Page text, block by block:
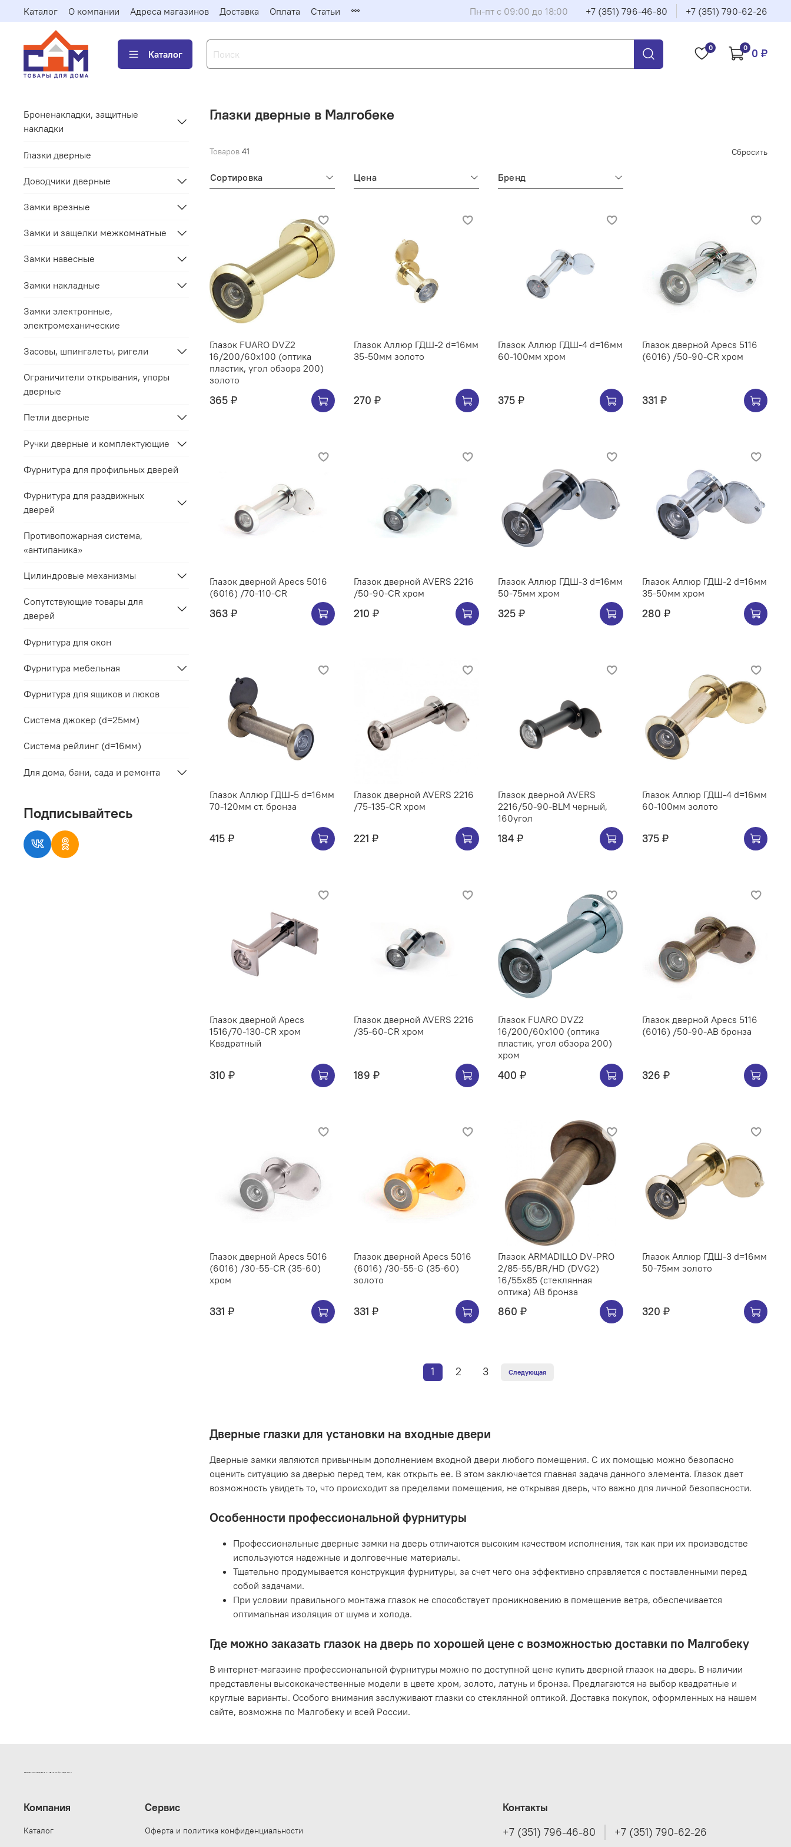
Каталог О компании Адреса магазинов Доставка Оплата Статьи Пн-пт с 09:00 до 18:00 +7 (351) 796-46-80 +7 (351) 790-62-26
Каталог
0 0 0 ₽
Глазки дверные в Малгобеке
Товаров 41 Сбросить
Сортировка Цена Бренд
Глазок FUARO DVZ2
16/200/60x100 (оптика
пластик, угол обзора 200)
золото
365 ₽
Глазок Аллюр ГДШ-2 d=16мм
35-50мм золото
270 ₽
Глазок Аллюр ГДШ-4 d=16мм
60-100мм хром
375 ₽
Глазок дверной Apecs 5116
(6016) /50-90-CR хром
331 ₽
Глазок дверной Apecs 5016
(6016) /70-110-CR
363 ₽
Глазок дверной AVERS 2216
/50-90-CR хром
210 ₽
Глазок Аллюр ГДШ-3 d=16мм
50-75мм хром
325 ₽
Глазок Аллюр ГДШ-2 d=16мм
35-50мм хром
280 ₽
Глазок Аллюр ГДШ-5 d=16мм
70-120мм ст. бронза
415 ₽
Глазок дверной AVERS 2216
/75-135-CR хром
221 ₽
Глазок дверной AVERS
2216/50-90-BLM черный,
160угол
184 ₽
Глазок Аллюр ГДШ-4 d=16мм
60-100мм золото
375 ₽
Глазок дверной Apecs
1516/70-130-CR хром
Квадратный
310 ₽
Глазок дверной AVERS 2216
/35-60-CR хром
189 ₽
Глазок FUARO DVZ2
16/200/60x100 (оптика
пластик, угол обзора 200)
хром
400 ₽
Глазок дверной Apecs 5116
(6016) /50-90-AB бронза
326 ₽
Глазок дверной Apecs 5016
(6016) /30-55-CR (35-60)
хром
331 ₽
Глазок дверной Apecs 5016
(6016) /30-55-G (35-60)
золото
331 ₽
Глазок ARMADILLO DV-PRO
2/85-55/BR/HD (DVG2)
16/55x85 (стеклянная
оптика) AB бронза
860 ₽
Глазок Аллюр ГДШ-3 d=16мм
50-75мм золото
320 ₽
1 2 3 Следующая
Дверные глазки для установки на входные двери
Дверные замки являются привычным дополнением входной двери любого помещения. С их помощью можно безопасно
оценить ситуацию за дверью перед тем, как открыть ее. В этом заключается главная задача данного элемента. Глазок дает
возможность увидеть то, что происходит за пределами помещения, не открывая дверь, что важно для личной безопасности.
Особенности профессиональной фурнитуры
Профессиональные дверные замки на дверь отличаются высоким качеством исполнения, так как при их производстве
используются надежные и долговечные материалы.
Тщательно продумывается конструкция фурнитуры, за счет чего она эффективно справляется с поставленными перед
собой задачами.
При условии правильного монтажа глазок не способствует проникновению в помещение ветра, обеспечивается
оптимальная изоляция от шума и холода.
Где можно заказать глазок на дверь по хорошей цене с возможностью доставки по Малгобеку
В интернет-магазине профессиональной фурнитуры можно по доступной цене купить дверной глазок на дверь. В наличии
представлены высококачественные модели в цвете хром, золото, латунь и бронза. Предлагаются на выбор квадратные и
круглые варианты. Особого внимания заслуживают глазки со стеклянной оптикой. Доставка покупок, оформленных на нашем
сайте, возможна по Малгобеку и всей России.
Броненакладки, защитные
накладки
Глазки дверные
Доводчики дверные
Замки врезные
Замки и защелки межкомнатные
Замки навесные
Замки накладные
Замки электронные,
электромеханические
Засовы, шпингалеты, ригели
Ограничители открывания, упоры
дверные
Петли дверные
Ручки дверные и комплектующие
Фурнитура для профильных дверей
Фурнитура для раздвижных
дверей
Противопожарная система,
«антипаника»
Цилиндровые механизмы
Сопутствующие товары для
дверей
Фурнитура для окон
Фурнитура мебельная
Фурнитура для ящиков и люков
Система джокер (d=25мм)
Система рейлинг (d=16мм)
Для дома, бани, сада и ремонта
Подписывайтесь
Компания
Каталог
Сервис
Оферта и политика конфиденциальности
Контакты
+7 (351) 796-46-80
+7 (351) 790-62-26